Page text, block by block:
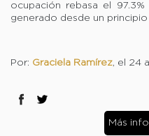
ocupación rebasa el
generado desde un
Por: Graciela Ramírez, el 24
Más